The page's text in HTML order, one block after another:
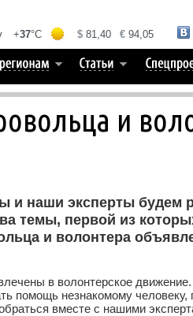
и
и наши эксперты будем
темы, первой из
и волонтера
в волонтерское
помощь незнакомому
вместе с нашими